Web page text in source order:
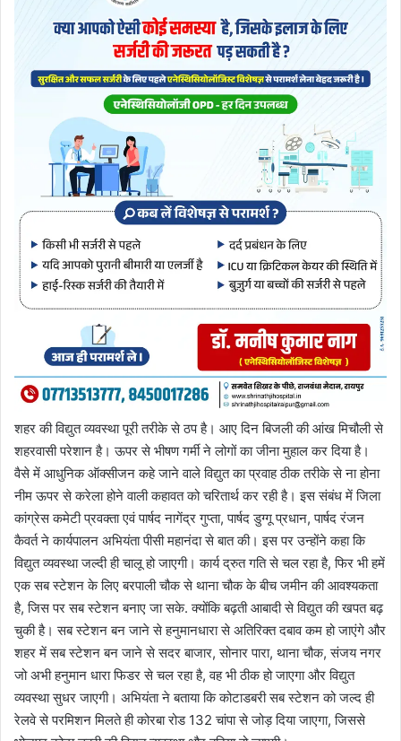
शहर की विद्युत व्यवस्था पूरी तरीके से ठप है। आए दिन बिजली की आंख मिचौली से
शहरवासी परेशान है। ऊपर से भीषण गर्मी ने लोगों का जीना मुहाल कर दिया है।
वैसे में आधुनिक ऑक्सीजन कहे जाने वाले विद्युत का प्रवाह ठीक तरीके से ना होना
नीम ऊपर से करेला होने वाली कहावत को चरितार्थ कर रही है। इस संबंध में जिला
कांग्रेस कमेटी प्रवक्ता एवं पार्षद नागेंद्र गुप्ता, पार्षद डुग्गू प्रधान, पार्षद रंजन
कैवर्त ने कार्यपालन अभियंता पीसी महानंदा से बात की। इस पर उन्होंने कहा कि
विद्युत व्यवस्था जल्दी ही चालू हो जाएगी। कार्य द्रुत गति से चल रहा है, फिर भी हमें
एक सब स्टेशन के लिए बरपाली चौक से थाना चौक के बीच जमीन की आवश्यकता
है, जिस पर सब स्टेशन बनाए जा सके. क्योंकि बढ़ती आबादी से विद्युत की खपत बढ़
चुकी है। सब स्टेशन बन जाने से हनुमानधारा से अतिरिक्त दबाव कम हो जाएंगे और
शहर में सब स्टेशन बन जाने से सदर बाजार, सोनार पारा, थाना चौक, संजय नगर
जो अभी हनुमान धारा फिडर से चल रहा है, वह भी ठीक हो जाएगा और विद्युत
व्यवस्था सुधर जाएगी। अभियंता ने बताया कि कोटाडबरी सब स्टेशन को जल्द ही
रेलवे से परमिशन मिलते ही कोरबा रोड 132 चांपा से जोड़ दिया जाएगा, जिससे